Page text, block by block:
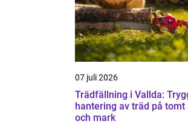
07 juli 2026
Trädfällning i Vallda:
hantering av träd på tomt
och mark